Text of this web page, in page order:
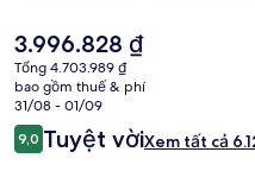
giường thoải mái. Nơi lưu trú
một quãng đi bộ ngắn: cách Ga
bước chân và Ga California St &
Giá
hiện
tại
là
3.996.828 ₫
3.996.828 ₫
Tổng 4.703.989 ₫
bao gồm thuế & phí
31/08 - 01/09
Nhận
xét
9,09,0 trên 10,
Tuyệt vờiXem tất cả